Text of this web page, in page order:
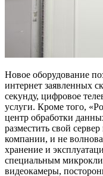
Новое оборудование
интернет заявленных
секунду, цифровое
услуги. Кроме того,
центр обработки
разместить свой
компании, и не
хранение и
специальным
видеокамеры,